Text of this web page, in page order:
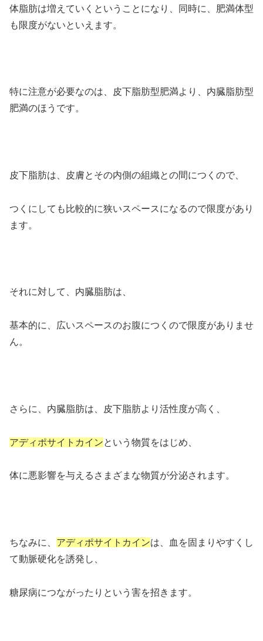
体脂肪は増えていくということになり、同時に、肥満体型
も限度がないといえます。
特に注意が必要なのは、皮下脂肪型肥満より、内臓脂肪型
肥満のほうです。
皮下脂肪は、皮膚とその内側の組織との間につくので、
つくにしても比較的に狭いスペースになるので限度があり
ます。
それに対して、内臓脂肪は、
基本的に、広いスペースのお腹につくので限度がありませ
ん。
さらに、内臓脂肪は、皮下脂肪より活性度が高く、
アディポサイトカインという物質をはじめ、
体に悪影響を与えるさまざまな物質が分泌されます。
ちなみに、 アディポサイトカインは、血を固まりやすくし
て動脈硬化を誘発し、
糖尿病につながったりという害を招きます。